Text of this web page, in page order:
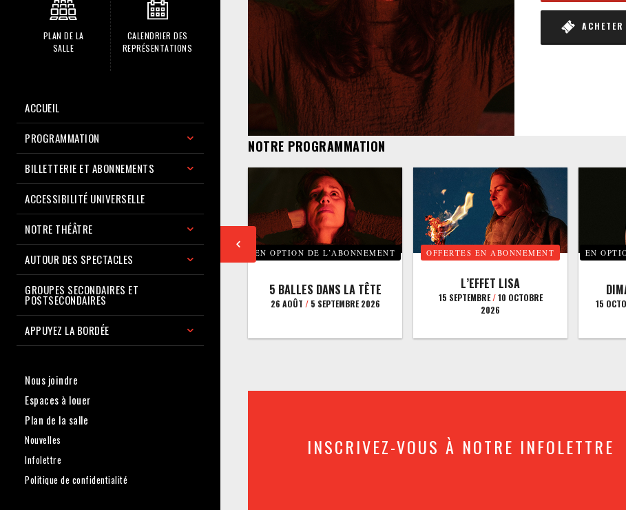
PLAN DE LA
SALLE
CALENDRIER DES
REPRÉSENTATIONS
ACCUEIL
PROGRAMMATION
BILLETTERIE ET ABONNEMENTS
ACCESSIBILITÉ UNIVERSELLE
NOTRE THÉÂTRE
AUTOUR DES SPECTACLES
GROUPES SECONDAIRES ET
POSTSECONDAIRES
APPUYEZ LA BORDÉE
Nous joindre
Espaces à louer
Plan de la salle
Nouvelles
Infolettre
Politique de confidentialité
NOTRE PROGRAMMATION
EN OPTION DE L’ABONNEMENT
5 BALLES DANS LA TÊTE
26 AOÛT /5 SEPTEMBRE 2026
OFFERTES EN ABONNEMENT
L’EFFET LISA
15 SEPTEMBRE/10 OCTOBRE
2026
EN
15
INSCRIVEZ-VOUS À NOTRE INFOLETTRE